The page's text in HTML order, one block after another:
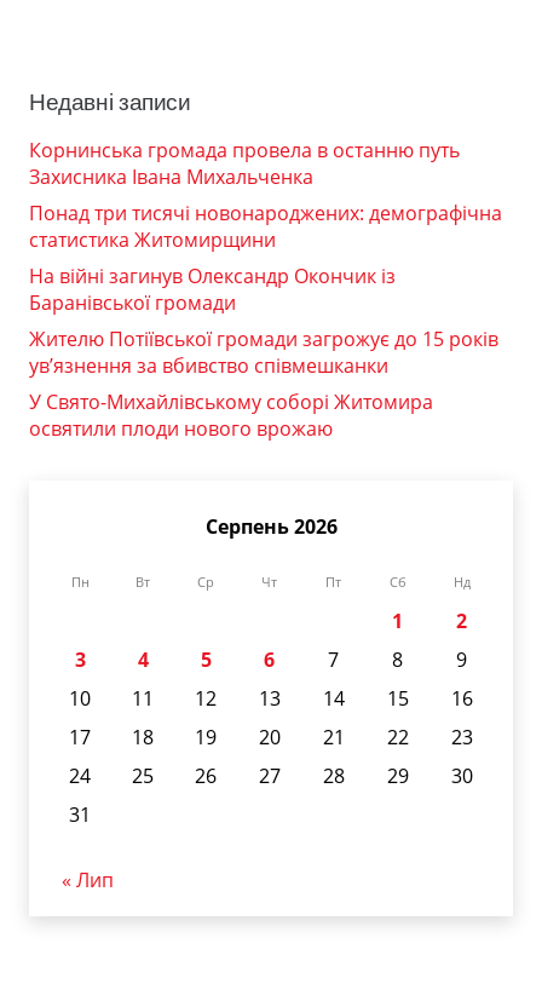
Недавні записи
Корнинська громада провела в останню путь
Захисника Івана Михальченка
Понад три тисячі новонароджених: демографічна
статистика Житомирщини
На війні загинув Олександр Окончик із
Баранівської громади
Жителю Потіївської громади загрожує до 15 років
ув’язнення за вбивство співмешканки
У Свято-Михайлівському соборі Житомира
освятили плоди нового врожаю
Серпень 2026
Пн Вт Ср Чт Пт Сб Нд
1
2
3
4 5 6 7 8
9
10
11 12 13 14 15
16
17
18 19 20 21 22
23
24
25 26 27 28 29
30
31
« Лип